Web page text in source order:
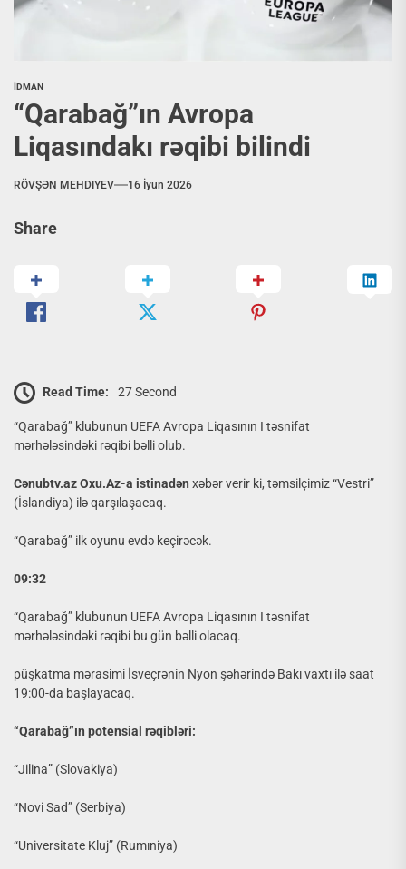
İDMAN
“Qarabağ”ın Avropa
Liqasındakı rəqibi bilindi
RÖVŞƏN MEHDIYEV 16 İyun 2026
Share
Read Time: 27 Second
“Qarabağ” klubunun UEFA Avropa Liqasının I təsnifat
mərhələsindəki rəqibi bəlli olub.
Cənubtv.az Oxu.Az-a istinadən xəbər verir ki, təmsilçimiz “Vestri”
(İslandiya) ilə qarşılaşacaq.
“Qarabağ” ilk oyunu evdə keçirəcək.
09:32
“Qarabağ” klubunun UEFA Avropa Liqasının I təsnifat
mərhələsindəki rəqibi bu gün bəlli olacaq.
püşkatma mərasimi İsveçrənin Nyon şəhərində Bakı vaxtı ilə saat
19:00-da başlayacaq.
“Qarabağ”ın potensial rəqibləri:
“Jilina” (Slovakiya)
“Novi Sad” (Serbiya)
“Universitate Kluj” (Rumıniya)